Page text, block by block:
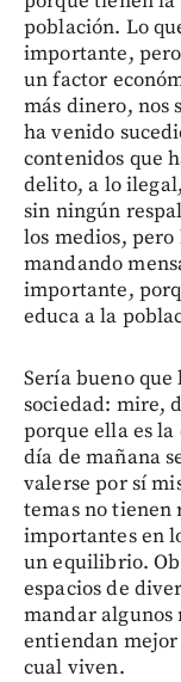
población. Lo
importante, pero
un factor
más dinero, nos
ha venido
contenidos que
delito, a lo
sin ningún
los medios, pero
mandando
importante,
educa a la
Sería bueno
sociedad: mire,
porque ella es
día de mañana
valerse por sí
temas no tienen
importantes en
un equilibrio.
espacios de
mandar algunos
entiendan
cual viven.